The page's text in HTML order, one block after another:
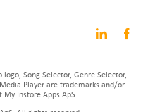
Song Selector, Genre Selector,
Player are trademarks and/or
Instore Apps ApS.